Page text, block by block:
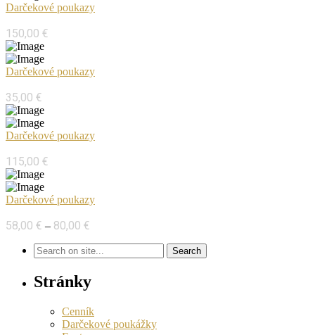
Darčekové poukazy
150,00 €
Darčekové poukazy
35,00 €
Darčekové poukazy
115,00 €
Darčekové poukazy
58,00 € – 80,00 €
58,00 €
through
Stránky
Cenník
Darčekové poukážky